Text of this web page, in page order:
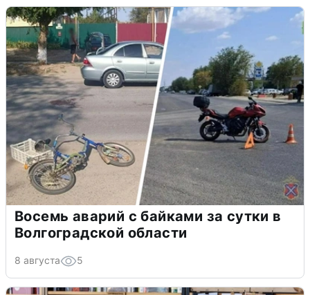
Восемь аварий с байками за сутки в
Волгоградской области
8 августа 5